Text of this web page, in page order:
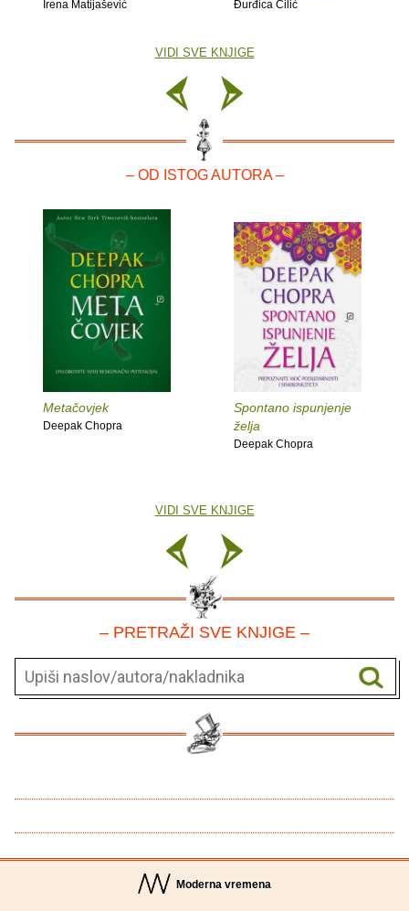
Irena Matijašević Đurđica Čilić
VIDI SVE KNJIGE
– OD ISTOG AUTORA –
Metačovjek
Deepak Chopra
Spontano ispunjenje
želja
Deepak Chopra
VIDI SVE KNJIGE
– PRETRAŽI SVE KNJIGE –
Moderna vremena